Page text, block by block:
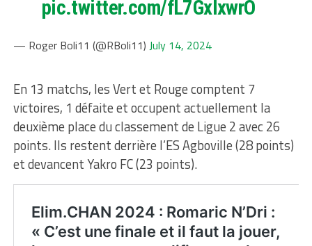
pic.twitter.com/fL7GxIxwrO
— Roger Boli11 (@RBoli11) July 14, 2024
En 13 matchs, les Vert et Rouge comptent 7
victoires, 1 défaite et occupent actuellement la
deuxième place du classement de Ligue 2 avec 26
points. Ils restent derrière l’ES Agboville (28 points)
et devancent Yakro FC (23 points).